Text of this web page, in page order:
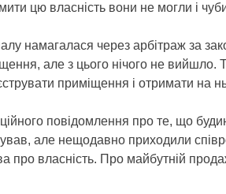
цю власність вони не могли і
намагалася через арбітраж за
але з цього нічого не вийшло.
приміщення і отримати на
повідомлення про те, що
але нещодавно приходили
про власність. Про майбутній